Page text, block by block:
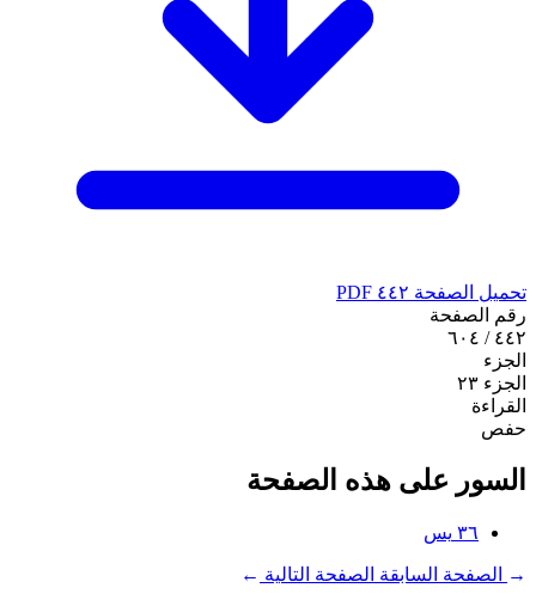
تحميل الصفحة ٤٤٢ PDF
رقم الصفحة
٤٤٢ / ٦٠٤
الجزء
الجزء ٢٣
القراءة
حفص
السور على هذه الصفحة
٣٦ يس
← الصفحة السابقة الصفحة التالية →